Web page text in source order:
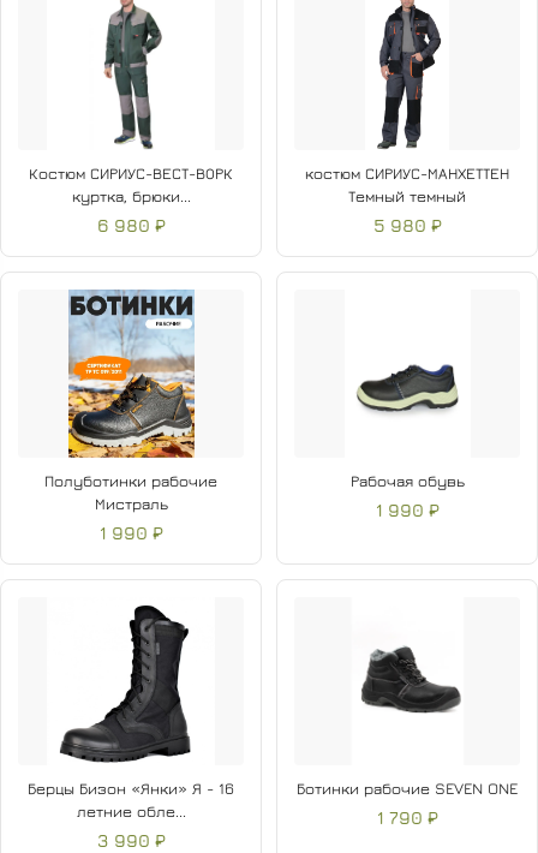
Костюм СИРИУС-ВЕСТ-ВОРК
куртка, брюки...
6 980 ₽
костюм СИРИУС-МАНХЕТТЕН
Темный темный
5 980 ₽
Полуботинки рабочие
Мистраль
1 990 ₽
Рабочая обувь
1 990 ₽
Берцы Бизон «Янки» Я - 16
летние обле...
3 990 ₽
Ботинки рабочие SEVEN ONE
1 790 ₽